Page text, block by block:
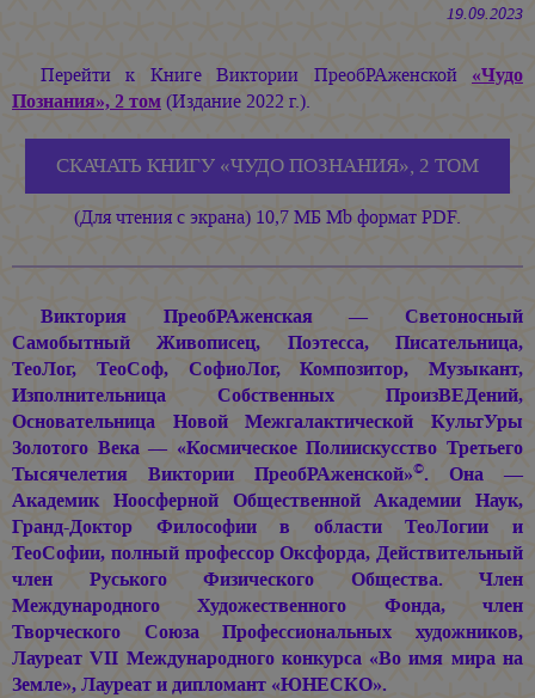
19.09.2023
Перейти к Книге Виктории ПреобРАженской «Чудо
Познания», 2 том(Издание 2022 г.).
СКАЧАТЬ КНИГУ «ЧУДО ПОЗНАНИЯ», 2 ТОМ
(Для чтения с экрана) 10,7 МБ Mb формат PDF.
Виктория ПреобРАженская — Светоносный
Самобытный Живописец, Поэтесса, Писательница,
ТеоЛог, ТеоСоф, СофиоЛог, Композитор, Музыкант,
Изполнительница Собственных ПроизВЕДений,
Основательница Новой Межгалактической КультУры
Золотого Века — «Космическое Полиискусство Третьего
Тысячелетия Виктории ПреобРАженской»©. Она —
Академик Ноосферной Общественной Академии Наук,
Гранд-Доктор Философии в области ТеоЛогии и
ТеоСофии, полный профессор Оксфорда, Действительный
член Руського Физического Общества. Член
Международного Художественного Фонда, член
Творческого Союза Профессиональных художников,
Лауреат VII Международного конкурса «Во имя мира на
Земле», Лауреат и дипломант «ЮНЕСКО».